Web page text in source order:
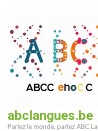
contenu
(Pressez
Entrée)
abclangues.be
Parlez le monde, parlez ABC